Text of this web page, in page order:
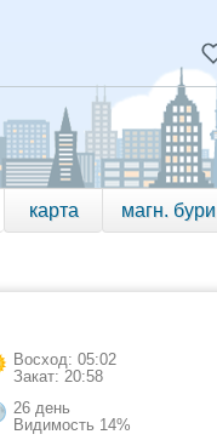
карта магн. бури
Восход: 05:02
Закат: 20:58
26 день
Видимость 14%